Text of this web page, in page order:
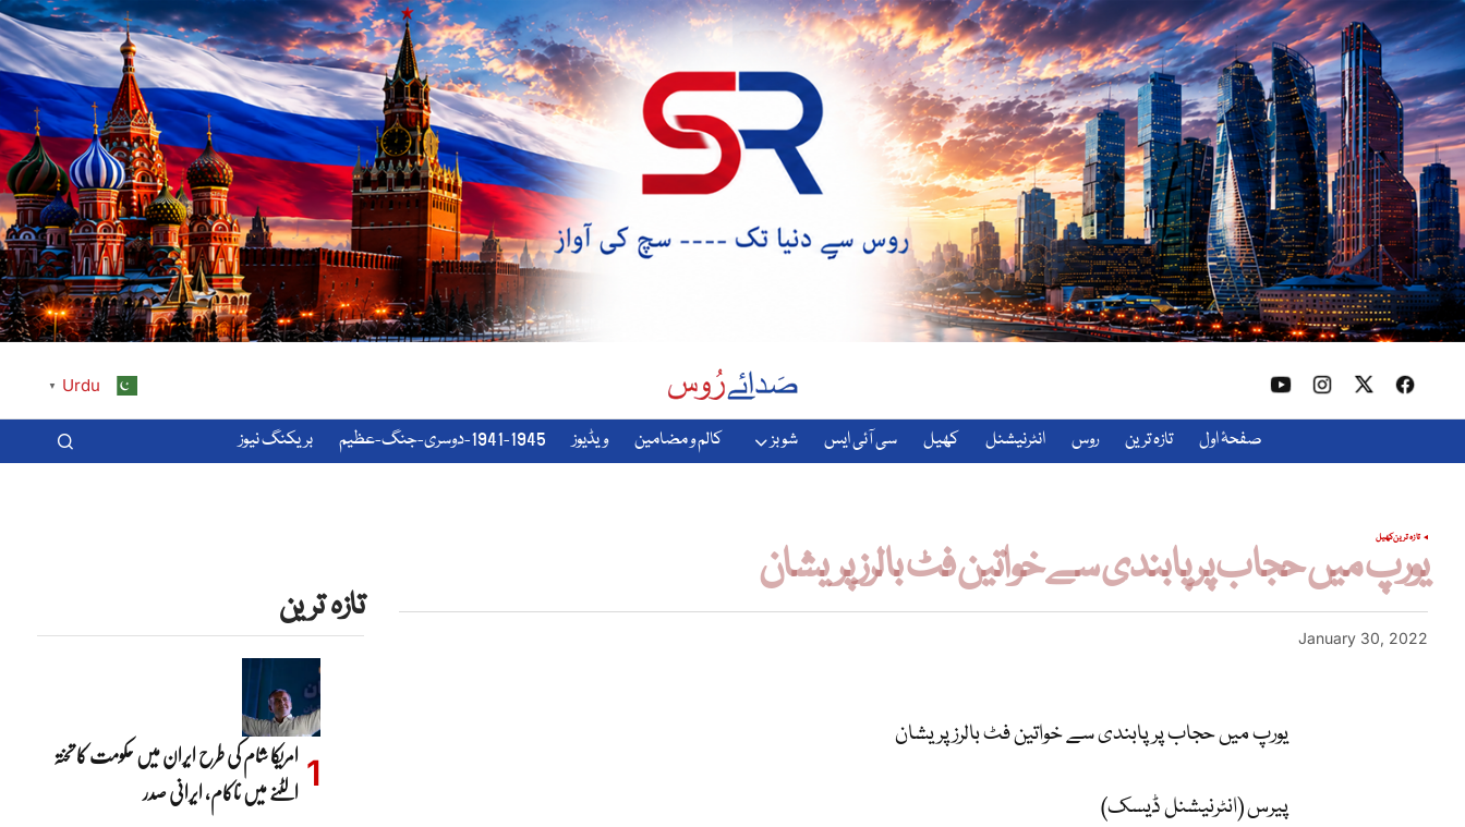
Urdu
▼
صفحۂ اول تازہ ترین روس انٹرنیشنل کھیل سی آئی ایس شوبز کالم و مضامین ویڈیوز 1941-1945-دوسری-جنگ-عظیم بریکنگ نیوز
تازہ ترینکھیل
یورپ میں حجاب پر پابندی سے خواتین فٹ بالرز پریشان
January 30, 2022
یورپ میں حجاب پر پابندی سے خواتین فٹ بالرز پریشان
پیرس (انٹرنیشنل ڈیسک)
تازہ ترین
امریکا شام کی طرح ایران میں حکومت کا تختہ
الٹنے میں ناکام، ایرانی صدر